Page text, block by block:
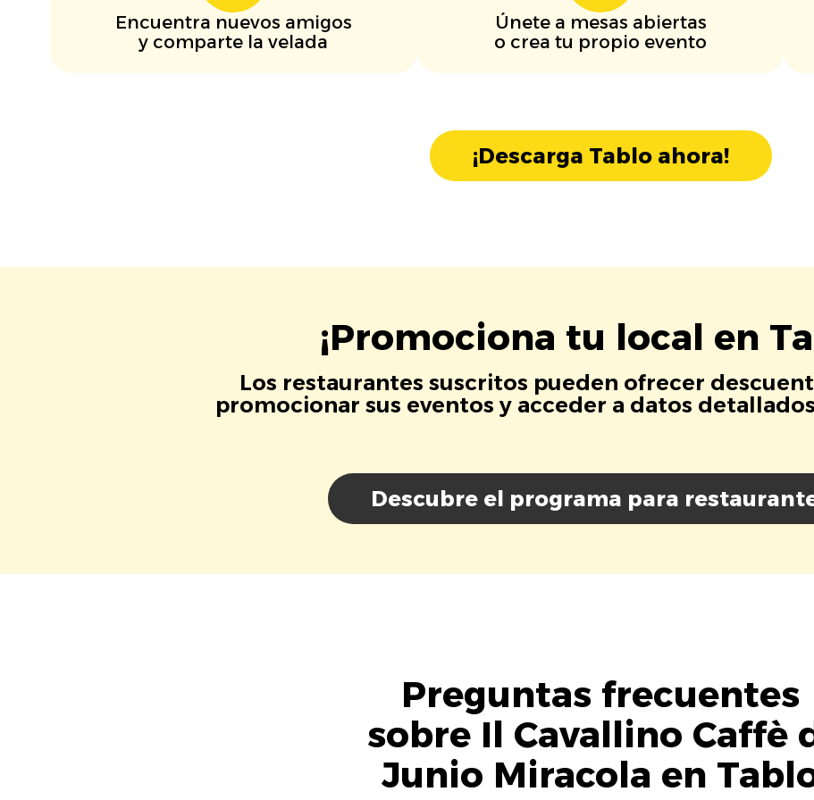
Encuentra nuevos amigos
y comparte la velada
Únete a mesas abiertas
o crea tu propio evento
¡Descarga Tablo ahora!
¡Promociona tu local en
Los restaurantes suscritos pueden ofrecer
promocionar sus eventos y acceder a datos
Descubre el programa para
Preguntas frecuentes
sobre Il Cavallino Caffè
Junio Miracola en